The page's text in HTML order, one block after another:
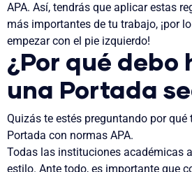
APA. Así, tendrás que aplicar estas
más importantes de tu trabajo, ¡por
empezar con el pie izquierdo!
¿Por qué debo
una Portada
Quizás te estés preguntando por qué
Portada con normas APA.
Todas las instituciones académicas
estilo. Ante todo, es importante que